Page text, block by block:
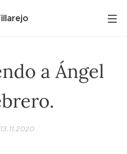
a Ángel
13.11.2020